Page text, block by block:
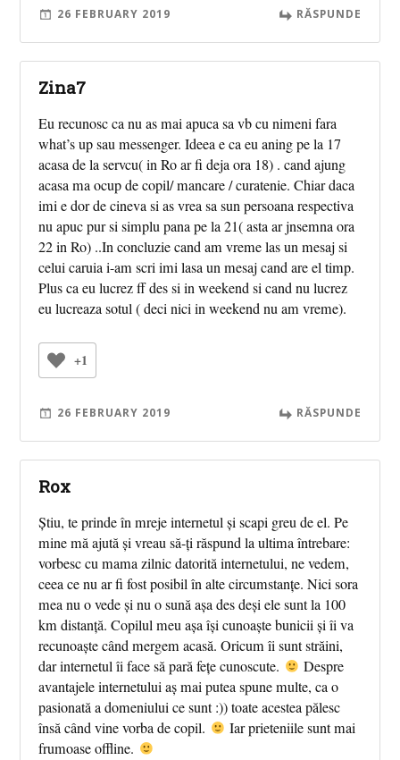
26 FEBRUARY 2019 RĂSPUNDE
Zina7
Eu recunosc ca nu as mai apuca sa vb cu nimeni fara
what’s up sau messenger. Ideea e ca eu aning pe la 17
acasa de la servcu( in Ro ar fi deja ora 18) . cand ajung
acasa ma ocup de copil/ mancare / curatenie. Chiar daca
imi e dor de cineva si as vrea sa sun persoana respectiva
nu apuc pur si simplu pana pe la 21( asta ar jnsemna ora
22 in Ro) ..In concluzie cand am vreme las un mesaj si
celui caruia i-am scri imi lasa un mesaj cand are el timp.
Plus ca eu lucrez ff des si in weekend si cand nu lucrez
eu lucreaza sotul ( deci nici in weekend nu am vreme).
+1
26 FEBRUARY 2019 RĂSPUNDE
Rox
Știu, te prinde în mreje internetul și scapi greu de el. Pe
mine mă ajută și vreau să-ți răspund la ultima întrebare:
vorbesc cu mama zilnic datorită internetului, ne vedem,
ceea ce nu ar fi fost posibil în alte circumstanțe. Nici sora
mea nu o vede și nu o sună așa des deși ele sunt la 100
km distanță. Copilul meu așa își cunoaște bunicii și îi va
recunoaște când mergem acasă. Oricum îi sunt străini,
dar internetul îi face să pară fețe cunoscute.
Despre
avantajele internetului aș mai putea spune multe, ca o
pasionată a domeniului ce sunt :)) toate acestea pălesc
însă când vine vorba de copil.
Iar prieteniile sunt mai
frumoase offline.